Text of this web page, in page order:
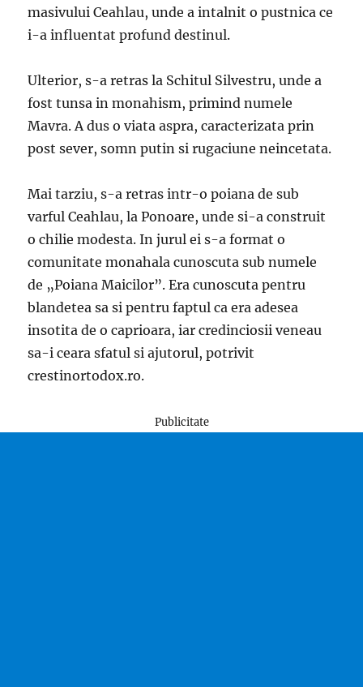
masivului Ceahlau, unde a intalnit o pustnica ce
i-a influentat profund destinul.
Ulterior, s-a retras la Schitul Silvestru, unde a
fost tunsa in monahism, primind numele
Mavra. A dus o viata aspra, caracterizata prin
post sever, somn putin si rugaciune neincetata.
Mai tarziu, s-a retras intr-o poiana de sub
varful Ceahlau, la Ponoare, unde si-a construit
o chilie modesta. In jurul ei s-a format o
comunitate monahala cunoscuta sub numele
de „Poiana Maicilor”. Era cunoscuta pentru
blandetea sa si pentru faptul ca era adesea
insotita de o caprioara, iar credinciosii veneau
sa-i ceara sfatul si ajutorul, potrivit
crestinortodox.ro.
Publicitate